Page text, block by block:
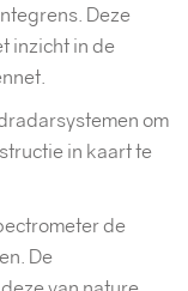
Deze
inzicht in de
om
in kaart te
de
De